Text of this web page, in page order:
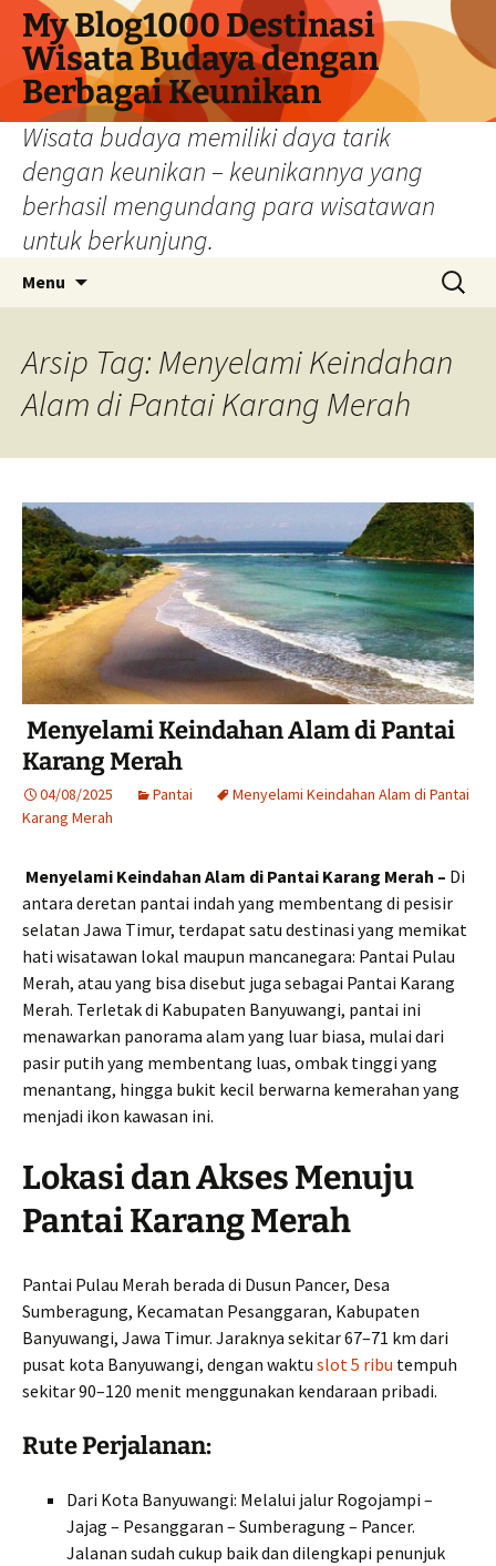
My Blog1000 Destinasi
Wisata Budaya dengan
Berbagai Keunikan
Wisata budaya memiliki daya tarik
dengan keunikan – keunikannya yang
berhasil mengundang para wisatawan
untuk berkunjung.
Menu
Cari
untuk:
Arsip Tag: Menyelami Keindahan
Alam di Pantai Karang Merah
Menyelami Keindahan Alam di Pantai
Karang Merah
04/08/2025 Pantai
Menyelami Keindahan Alam di Pantai
Karang Merah
Menyelami Keindahan Alam di Pantai Karang Merah – Di
antara deretan pantai indah yang membentang di pesisir
selatan Jawa Timur, terdapat satu destinasi yang memikat
hati wisatawan lokal maupun mancanegara: Pantai Pulau
Merah, atau yang bisa disebut juga sebagai Pantai Karang
Merah. Terletak di Kabupaten Banyuwangi, pantai ini
menawarkan panorama alam yang luar biasa, mulai dari
pasir putih yang membentang luas, ombak tinggi yang
menantang, hingga bukit kecil berwarna kemerahan yang
menjadi ikon kawasan ini.
Lokasi dan Akses Menuju
Pantai Karang Merah
Pantai Pulau Merah berada di Dusun Pancer, Desa
Sumberagung, Kecamatan Pesanggaran, Kabupaten
Banyuwangi, Jawa Timur. Jaraknya sekitar 67–71 km dari
pusat kota Banyuwangi, dengan waktu slot 5 ribu tempuh
sekitar 90–120 menit menggunakan kendaraan pribadi.
Rute Perjalanan:
Dari Kota Banyuwangi: Melalui jalur Rogojampi –
Jajag – Pesanggaran – Sumberagung – Pancer.
Jalanan sudah cukup baik dan dilengkapi penunjuk